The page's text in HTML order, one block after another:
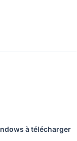
à télécharger